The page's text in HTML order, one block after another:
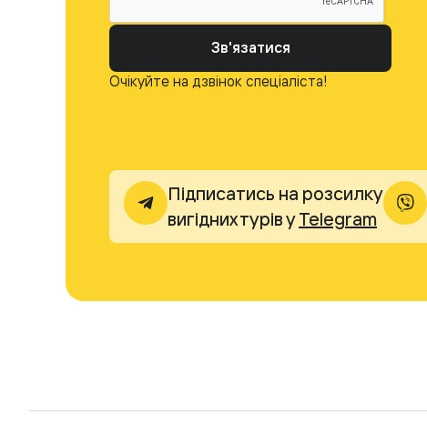
Зв'язатися
Очікуйте на дзвінок спеціаліста!
Підписатись на розсилку
вигідних турів уTelegram